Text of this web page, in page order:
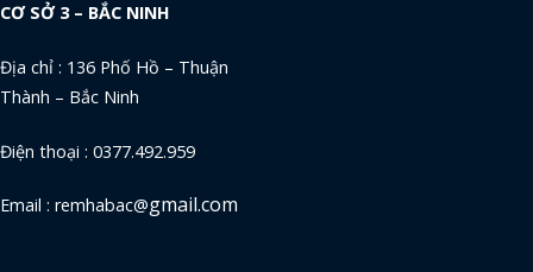
CƠ SỞ 3 – BẮC NINH
Địa chỉ : 136 Phố Hồ – Thuận
Thành – Bắc Ninh
Điện thoại : 0377.492.959
Email : remhabac@gmail.com